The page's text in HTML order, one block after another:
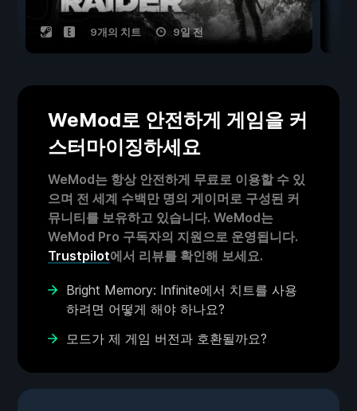
9개의 치트 9일 전
WeMod로 안전하게 게임을 커
스터마이징하세요
WeMod는 항상 안전하게 무료로 이용할 수 있
으며 전 세계 수백만 명의 게이머로 구성된 커
뮤니티를 보유하고 있습니다. WeMod는
WeMod Pro 구독자의 지원으로 운영됩니다.
Trustpilot에서 리뷰를 확인해 보세요.
Bright Memory: Infinite에서 치트를 사용
하려면 어떻게 해야 하나요?
모드가 제 게임 버전과 호환될까요?